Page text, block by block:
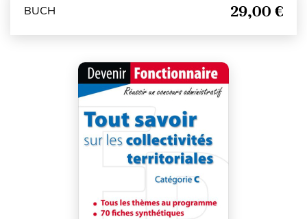
BUCH 29,00 €